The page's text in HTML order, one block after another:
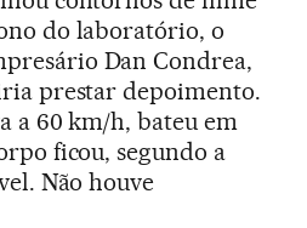
do laboratório, o
Dan Condrea,
prestar depoimento.
a 60 km/h, bateu em
ficou, segundo a
Não houve